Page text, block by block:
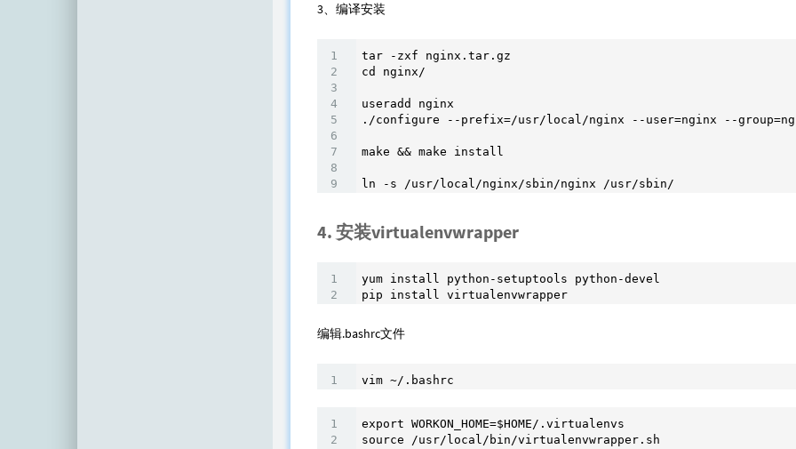
3、编译安装
tar -zxf nginx.tar.gz
cd nginx/
useradd nginx
./configure --prefix=/usr/local/nginx --user=nginx --
make && make install
ln -s /usr/local/nginx/sbin/nginx /usr/sbin/
4. 安装virtualenvwrapper
yum install python-setuptools python-devel
pip install virtualenvwrapper
编辑.bashrc文件
vim ~/.bashrc
export WORKON_HOME=$HOME/.virtualenvs
source /usr/local/bin/virtualenvwrapper.sh